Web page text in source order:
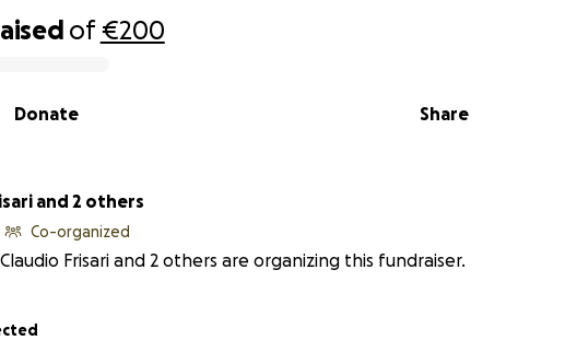
of€200
Share
Donate
and 2 others
Co-organized
Claudio Frisari and 2 others are organizing this fundraiser.